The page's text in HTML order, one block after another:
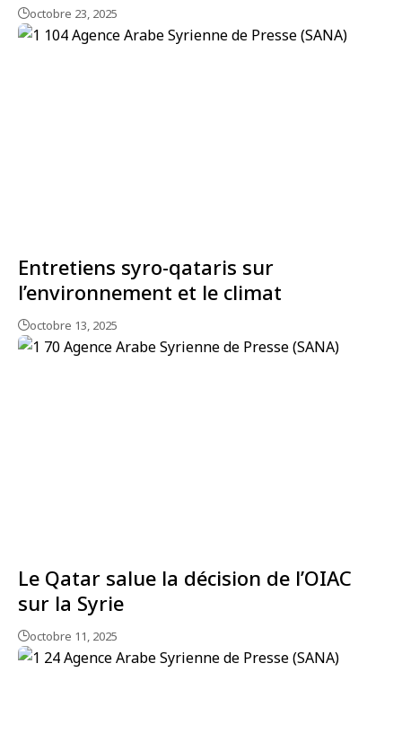
octobre 23, 2025
Entretiens syro-qataris sur
l’environnement et le climat
octobre 13, 2025
Le Qatar salue la décision de l’OIAC
sur la Syrie
octobre 11, 2025